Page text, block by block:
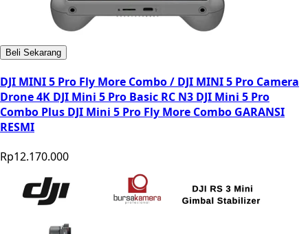
Beli Sekarang
DJI MINI 5 Pro Fly More Combo / DJI MINI 5 Pro Camera
Drone 4K DJI Mini 5 Pro Basic RC N3 DJI Mini 5 Pro
Combo Plus DJI Mini 5 Pro Fly More Combo GARANSI
RESMI
Rp12.170.000